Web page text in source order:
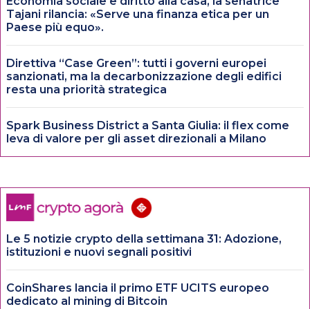
Tajani rilancia: «Serve una finanza etica per un
Paese più equo».
Direttiva “Case Green”: tutti i governi europei
sanzionati, ma la decarbonizzazione degli edifici
resta una priorità strategica
Spark Business District a Santa Giulia: il flex come
leva di valore per gli asset direzionali a Milano
Le 5 notizie crypto della settimana 31: Adozione,
istituzioni e nuovi segnali positivi
CoinShares lancia il primo ETF UCITS europeo
dedicato al mining di Bitcoin